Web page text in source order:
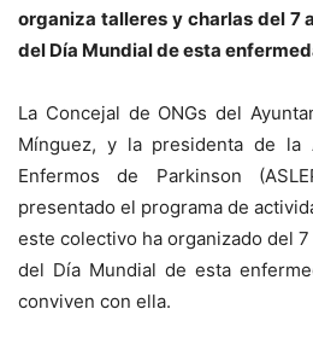
organiza talleres y charlas del 7
del Día Mundial de esta
La Concejal de ONGs del
Mínguez, y la presidenta de la
Enfermos de Parkinson
presentado el programa de
este colectivo ha organizado del
del Día Mundial de esta
conviven con ella.